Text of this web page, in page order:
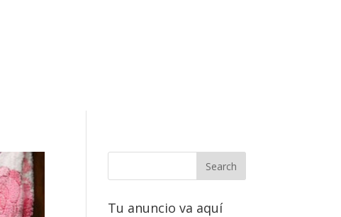
Tu anuncio va aquí